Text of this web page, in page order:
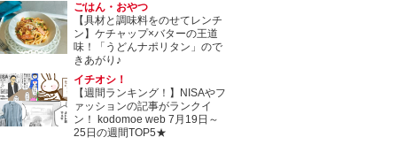
ごはん・おやつ
【具材と調味料をのせてレンチ
ン】ケチャップ×バターの王道
味！「うどんナポリタン」ので
きあがり♪
イチオシ！
【週間ランキング！】NISAやフ
ァッションの記事がランクイ
ン！ kodomoe web 7月19日～
25日の週間TOP5★